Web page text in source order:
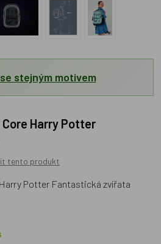
stejným motivem
tento produkt
Potter Fantastická zvířata